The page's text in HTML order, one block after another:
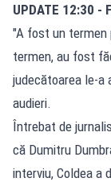
UPDATE 12:30 -
"A fost un termen
termen, au fost
judecătoarea le-a
audieri.
Întrebat de
că Dumitru
interviu, Coldea a